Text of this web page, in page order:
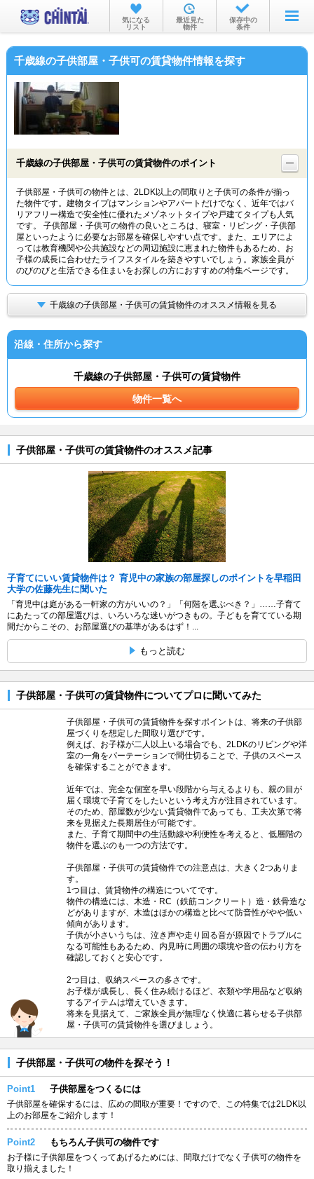
お部屋を探す
沿線・駅から
物件特集から
TOP
気になる
リスト
最近見た
物件
保存中の
条件
千歳線の子供部屋・子供可の賃貸物件情報を探す
千歳線の子供部屋・子供可の賃貸物件のポイント
子供部屋・子供可の物件とは、2LDK以上の間取りと子供可の条件が揃っ
た物件です。建物タイプはマンションやアパートだけでなく、近年ではバ
リアフリー構造で安全性に優れたメゾネットタイプや戸建てタイプも人気
です。 子供部屋・子供可の物件の良いところは、寝室・リビング・子供部
屋といったように必要なお部屋を確保しやすい点です。また、エリアによ
っては教育機関や公共施設などの周辺施設に恵まれた物件もあるため、お
子様の成長に合わせたライフスタイルを築きやすいでしょう。家族全員が
のびのびと生活できる住まいをお探しの方におすすめの特集ページです。
千歳線の子供部屋・子供可の賃貸物件のオススメ情報を見る
沿線・住所から探す
千歳線の子供部屋・子供可の賃貸物件
物件一覧へ
子供部屋・子供可の賃貸物件のオススメ記事
子育てにいい賃貸物件は？ 育児中の家族の部屋探しのポイントを早稲田
大学の佐藤先生に聞いた
「育児中は庭がある一軒家の方がいいの？」「何階を選ぶべき？」……子育て
にあたっての部屋選びは、いろいろな迷いがつきもの。子どもを育てている期
間だからこその、お部屋選びの基準があるはず！...
もっと読む
子供部屋・子供可の賃貸物件についてプロに聞いてみた
子供部屋・子供可の賃貸物件を探すポイントは、将来の子供部
屋づくりを想定した間取り選びです。
例えば、お子様が二人以上いる場合でも、2LDKのリビングや洋
室の一角をパーテーションで間仕切ることで、子供のスペース
を確保することができます。
近年では、完全な個室を早い段階から与えるよりも、親の目が
届く環境で子育てをしたいという考え方が注目されています。
そのため、部屋数が少ない賃貸物件であっても、工夫次第で将
来を見据えた長期居住が可能です。
また、子育て期間中の生活動線や利便性を考えると、低層階の
物件を選ぶのも一つの方法です。
子供部屋・子供可の賃貸物件での注意点は、大きく2つありま
す。
1つ目は、賃貸物件の構造についてです。
物件の構造には、木造・RC（鉄筋コンクリート）造・鉄骨造な
どがありますが、木造はほかの構造と比べて防音性がやや低い
傾向があります。
子供が小さいうちは、泣き声や走り回る音が原因でトラブルに
なる可能性もあるため、内見時に周囲の環境や音の伝わり方を
確認しておくと安心です。
2つ目は、収納スペースの多さです。
お子様が成長し、長く住み続けるほど、衣類や学用品など収納
するアイテムは増えていきます。
将来を見据えて、ご家族全員が無理なく快適に暮らせる子供部
屋・子供可の賃貸物件を選びましょう。
子供部屋・子供可の物件を探そう！
Point1 子供部屋をつくるには
子供部屋を確保するには、広めの間取が重要！ですので、この特集では2LDK以
上のお部屋をご紹介します！
Point2 もちろん子供可の物件です
お子様に子供部屋をつくってあげるためには、間取だけでなく子供可の物件を
取り揃えました！